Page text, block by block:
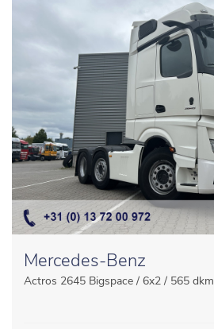
Mercedes-Benz
Actros 2645 Bigspace / 6x2 / 565 dkm